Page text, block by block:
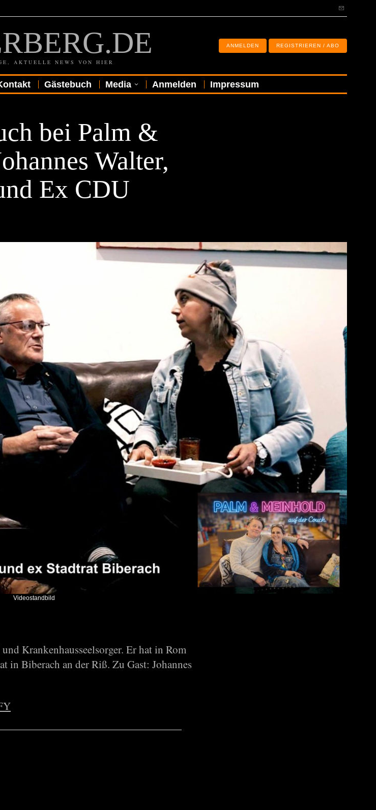
AKTUELLE NEWS VON HIER
ANMELDEN REGISTRIEREN / ABO
Gästebuch Media Anmelden Impressum
bei Palm &
Walter,
Ex CDU
Videostandbild
Krankenhausseelsorger. Er hat in Rom
in Biberach an der Riß. Zu Gast: Johannes